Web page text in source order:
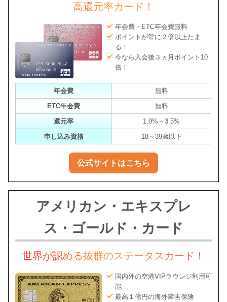
高還元率カード！
年会費・ETC年会費無料
ポイントが常に２倍以上たま
る！
今なら入会後３ヵ月ポイント10
倍！
年会費
無料
ETC年会費
無料
還元率
1.0%～3.5%
申し込み資格
18～39歳以下
公式サイトはこちら
アメリカン・エキスプレ
ス・ゴールド・カード
世界が認める抜群のステータスカード！
国内外の空港VIPラウンジ利用可
能
最高１億円の海外障害保険